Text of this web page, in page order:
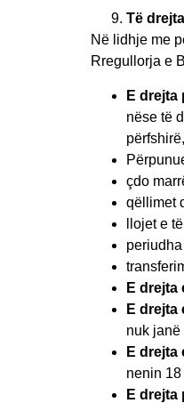
Të
Në lidhje me
Rregullorja e
E drejta
nëse të
çdo
qëllimet
llojet e
E drejta
E drejta
nuk janë
E drejta
nenin
E